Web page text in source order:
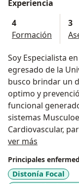
Experiencia
4
Formación
3
Soy Especialista
egresado de la
busco brindar un
optimo y
funcional
sistemas
Cardiovascular,
población.
Clínicas de Dolor
ver más
Principales
Distonía Focal